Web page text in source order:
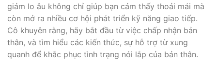
giảm lo âu không chỉ giúp bạn cảm thấy thoải mái mà
còn mở ra nhiều cơ hội phát triển kỹ năng giao tiếp.
Cô khuyên rằng, hãy bắt đầu từ việc chấp nhận bản
thân, và tìm hiểu các kiến thức, sự hỗ trợ từ xung
quanh để khắc phục tình trạng nói lắp của bản thân.